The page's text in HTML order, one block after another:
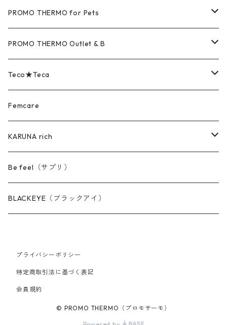
MAT（マット）
COVER（カバー）
PAD（パッド）
EYE's（アイズ）
FEET's（フィーツ）
AQUA（アクア）
PILLOW（ピロー）
SHORTS（ショーツ）
CARE（ケア）
PROMO THERMO for Pets
MAT（マット）
COVER（カバー）
PAD（パッド）
BACK's（バックス）
DENT'z（デンツ）
AQUA（アクア）
PROMO THERMO Outlet & B
Outlet（アウトレット品）
B（難あり品）
Teco★Teca
MAT（マット）
COVER（カバー）
BACK's（バックス）
PAD（パッド）
SLING（スリング）
Femcare
KARUNA rich
KARUNA rich ヘアケア
MAX クイックワン（毛染め）
Be feel（サプリ）
BLACKEYE（ブラックアイ）
プライバシーポリシー
特定商取引法に基づく表記
会員規約
© PROMO THERMO（プロモサーモ）